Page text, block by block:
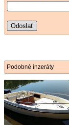
Odoslať
Podobné inzeráty